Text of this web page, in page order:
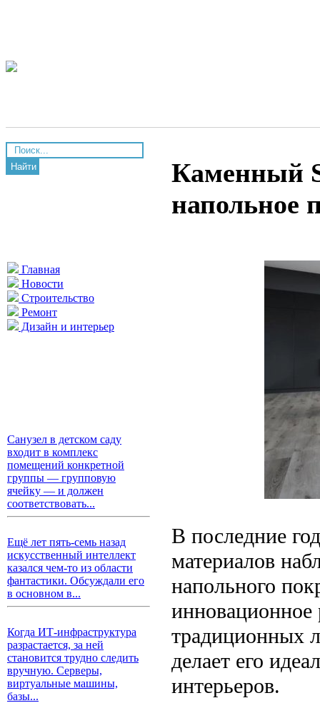
Найти
Главная
Новости
Строительство
Ремонт
Дизайн и интерьер
Санузел в детском саду
входит в комплекс
помещений конкретной
группы — групповую
ячейку — и должен
соответствовать...
Ещё лет пять-семь назад
искусственный интеллект
казался чем-то из области
фантастики. Обсуждали его
в основном в...
Когда ИТ-инфраструктура
разрастается, за ней
становится трудно следить
вручную. Серверы,
виртуальные машины,
базы...
Каменный
напольное
В последние
материалов
напольного
инновационное
традиционных
делает его
интерьеров.